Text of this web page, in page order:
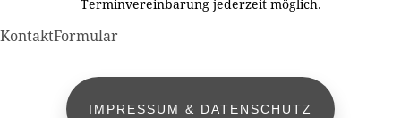
Terminvereinbarung jederzeit möglich.
KontaktFormular
IMPRESSUM & DATENSCHUTZ